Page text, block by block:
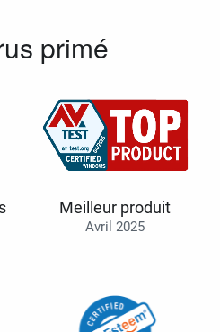
primé
Meilleur produit
Avril 2025